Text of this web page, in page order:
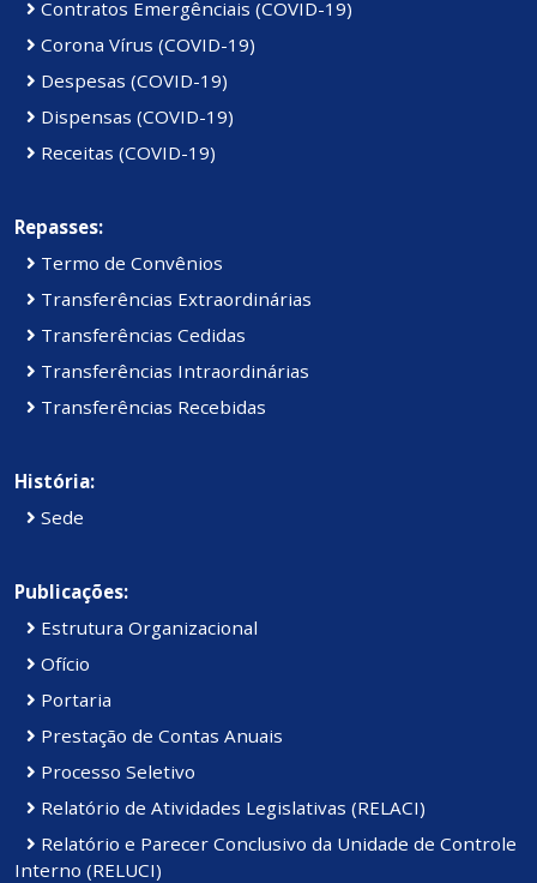
Contratos Emergênciais (COVID-19)
Corona Vírus (COVID-19)
Despesas (COVID-19)
Dispensas (COVID-19)
Receitas (COVID-19)
Repasses:
Termo de Convênios
Transferências Extraordinárias
Transferências Cedidas
Transferências Intraordinárias
Transferências Recebidas
História:
Sede
Publicações:
Estrutura Organizacional
Ofício
Portaria
Prestação de Contas Anuais
Processo Seletivo
Relatório de Atividades Legislativas (RELACI)
Relatório e Parecer Conclusivo da Unidade de Controle
Interno (RELUCI)